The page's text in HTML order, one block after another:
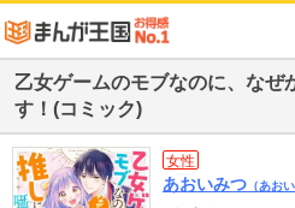
乙女ゲームのモブなのに、なぜ
す！(コミック)
女性
あおいみつ （あお